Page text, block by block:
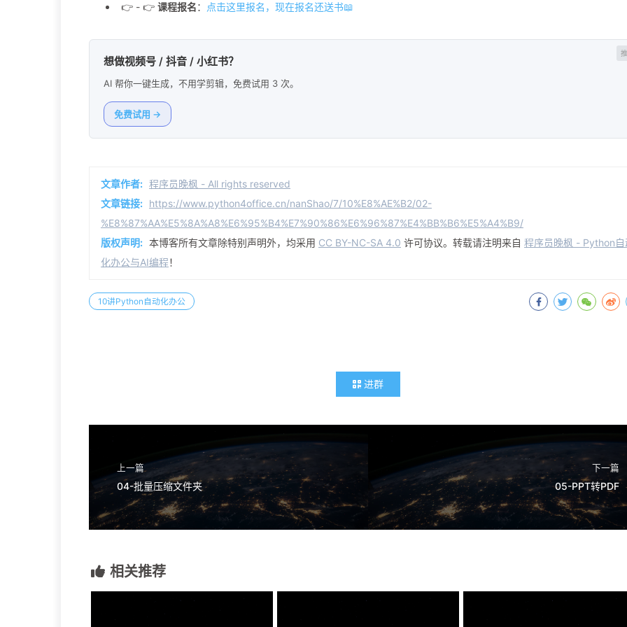
👉 - 👉 课程报名： 点击这里报名，现在报名还送书📖
想做视频号 / 抖音 / 小红书？
AI 帮你一键生成，不用学剪辑，免费试用 3 次。
免费试用 →
文章作者: 程序员晚枫 - All rights reserved
文章链接: https://www.python4office.cn/nanShao/7/10%E8%AE%B2/02-
%E8%87%AA%E5%8A%A8%E6%95%B4%E7%90%86%E6%96%87%E4%BB%B6%E5%A4%B9/
版权声明: 本博客所有文章除特别声明外，均采用 CC BY-NC-SA 4.0 许可协议。转载请注明来自 程序员晚枫 - Python自
化办公与AI编程！
10讲Python自动化办公
进群
上一篇
04-批量压缩文件夹
下一篇
05-PPT转PDF
相关推荐